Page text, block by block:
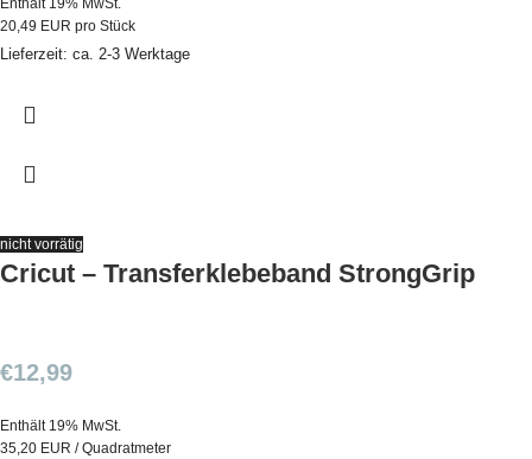
Enthält 19% MwSt.
20,49 EUR pro Stück
Lieferzeit: ca. 2-3 Werktage
nicht vorrätig
Cricut – Transferklebeband StrongGrip
€12,99
Enthält 19% MwSt.
35,20 EUR / Quadratmeter